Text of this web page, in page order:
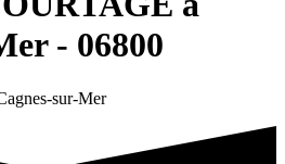
- 06800
sur-Mer